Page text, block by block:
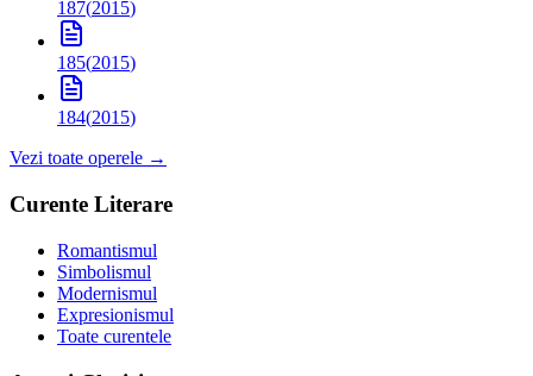
187(2015)
185(2015)
184(2015)
Vezi toate operele →
Curente Literare
Romantismul
Simbolismul
Modernismul
Expresionismul
Toate curentele